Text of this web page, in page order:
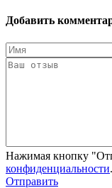
Добавить
Нажимая кнопку
конфиденциальности.
Отправить